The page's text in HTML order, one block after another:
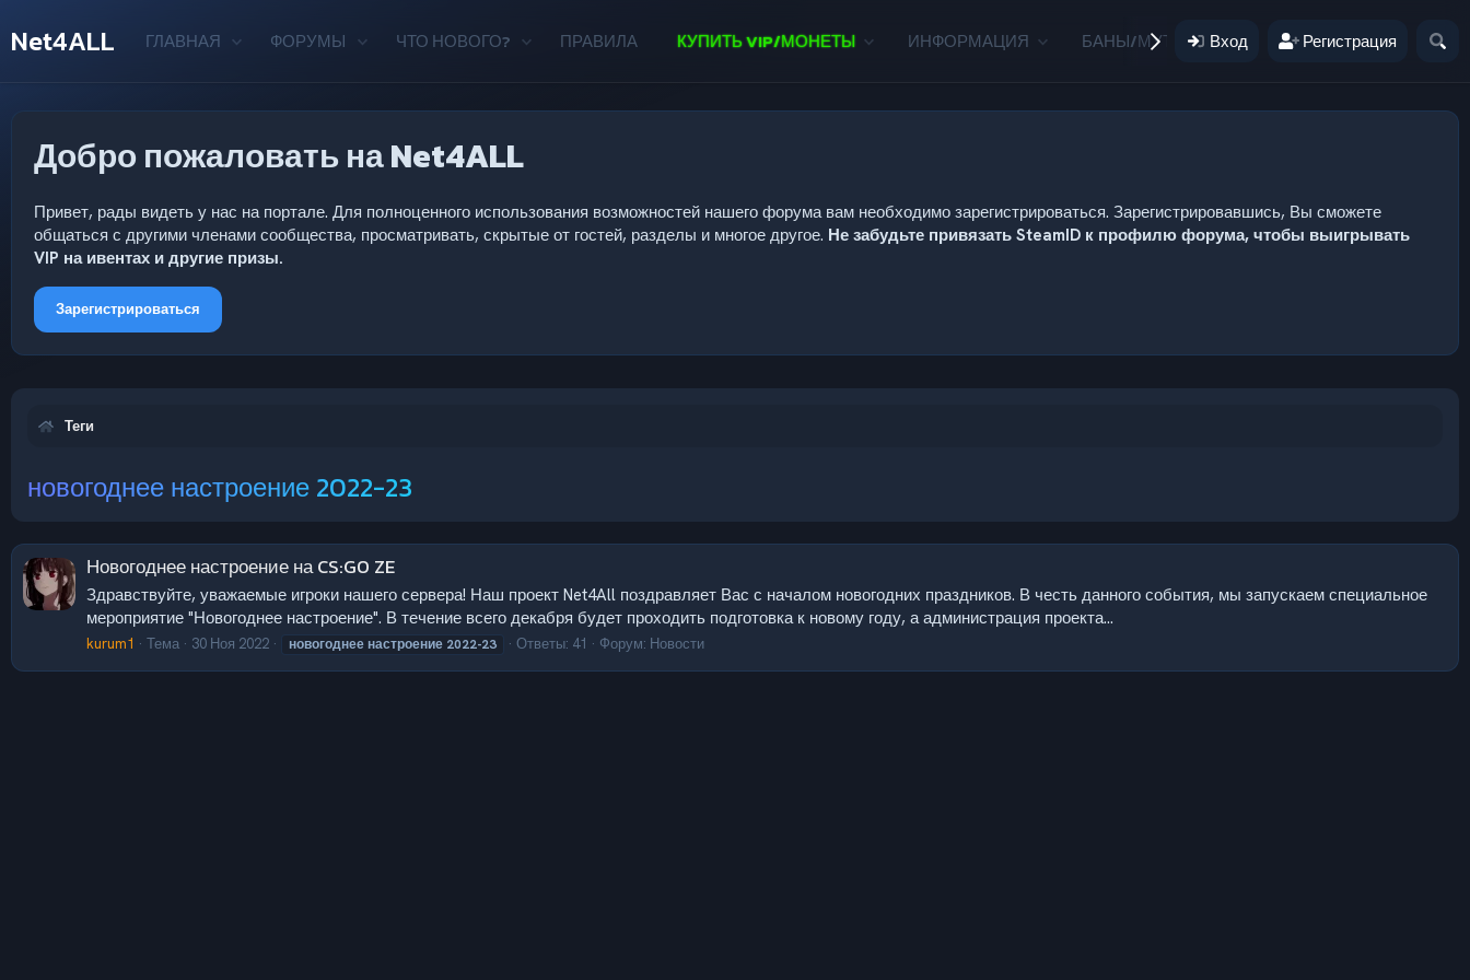
Net4ALL ГЛАВНАЯ ФОРУМЫ ЧТО НОВОГО? ПРАВИЛА КУПИТЬ VIP/МОНЕТЫ ИНФОРМАЦИЯ БАНЫ/МУТЫ ПОЖЕРТВОВАНИЯ
Вход Регистрация
Добро пожаловать на Net4ALL
Привет, рады видеть у нас на портале. Для полноценного использования возможностей нашего форума вам необходимо зарегистрироваться. Зарегистрировавшись, Вы сможете
общаться с другими членами сообщества, просматривать, скрытые от гостей, разделы и многое другое. Не забудьте привязать SteamID к профилю форума, чтобы выигрывать
VIP на ивентах и другие призы.
Зарегистрироваться
Теги
новогоднее настроение 2022-23
Новогоднее настроение на CS:GO ZE
Здравствуйте, уважаемые игроки нашего сервера! Наш проект Net4All поздравляет Вас с началом новогодних праздников. В честь данного события, мы запускаем специальное
мероприятие "Новогоднее настроение". В течение всего декабря будет проходить подготовка к новому году, а администрация проекта...
kurum1 Тема 30 Ноя 2022 новогоднеенастроение 2022-23 Ответы: 41 Форум: Новости